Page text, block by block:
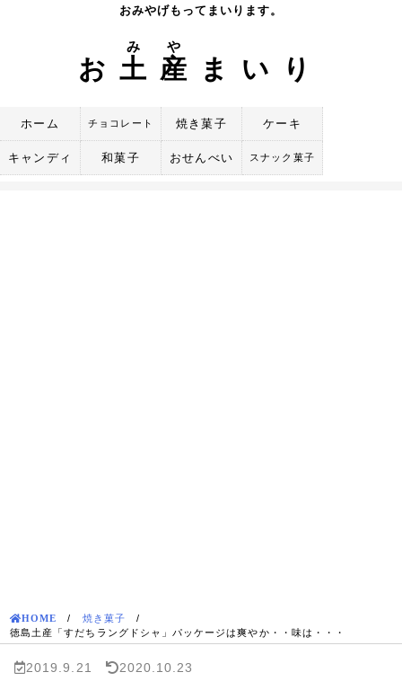
おみやげもってまいります。
お 土
み
産
や
まいり
ホーム チョコレート 焼き菓子 ケーキ
キャンディ 和菓子 おせんべい スナック菓子
HOME / 焼き菓子 /
徳島土産「すだちラングドシャ」パッケージは爽やか・・味は・・・
2019.9.21 2020.10.23